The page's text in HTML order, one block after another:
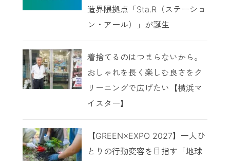
造界隈拠点「Sta.R（ステーショ
ン・アール）」が誕生
着捨てるのはつまらないから。
おしゃれを長く楽しむ良さをク
リーニングで広げたい【横浜マ
イスター】
【GREEN×EXPO 2027】一人ひ
とりの行動変容を目指す「地球